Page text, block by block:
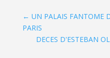
← UN PALAIS FANTOME
PARIS
DECES D'ESTEBAN